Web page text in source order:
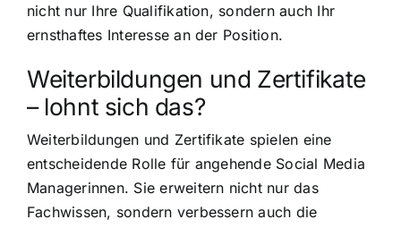
nicht nur Ihre Qualifikation, sondern auch Ihr
ernsthaftes Interesse an der Position.
Weiterbildungen und Zertifikate
– lohnt sich das?
Weiterbildungen und Zertifikate spielen eine
entscheidende Rolle für angehende Social Media
Managerinnen. Sie erweitern nicht nur das
Fachwissen, sondern verbessern auch die